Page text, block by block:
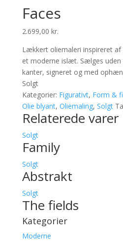
Faces
2.699,00 kr.
Lækkert oliemaleri inspireret
et moderne islæt. Sælges
kanter, signeret og med
Solgt
Kategorier: Figurativt, Form &
Olie blyant, Oliemaling, Solgt
Relaterede varer
Solgt
Family
Solgt
Abstrakt
Solgt
The fields
Kategorier
Moderne